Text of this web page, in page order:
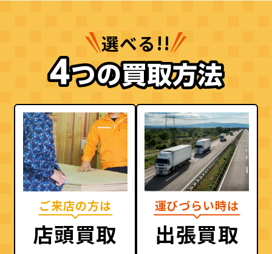
選べる!!
ご来店の方は
店頭買取
運びづらい時は
出張買取